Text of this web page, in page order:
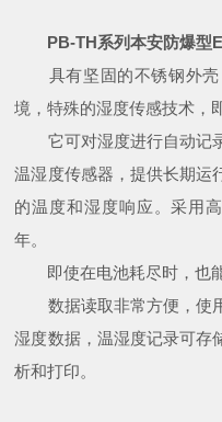
PB-TH系列本安防爆型
具有坚固的不锈钢外壳
境，特殊的湿度传感技术，
它可对湿度进行自动记
温湿度传感器，提供长期运
的温度和湿度响应。采用
年。
即使在电池耗尽时，也能
数据读取非常方便，使
湿度数据，温湿度记录可存
析和打印。